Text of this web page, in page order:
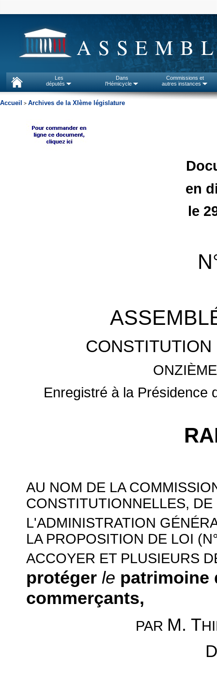
Les
députés
Dans
l'Hémicycle
Commissions et
autres instances
Accueil > Archives de la XIème législature
en
le
Enregistré à la Présidence
AU NOM DE LA
CONSTITUTIONNELLES,
L'ADMINISTRATION
LA PROPOSITION DE LOI
ACCOYER ET PLUSIEURS
protéger le patrimoine
commerçants,
PAR M. T